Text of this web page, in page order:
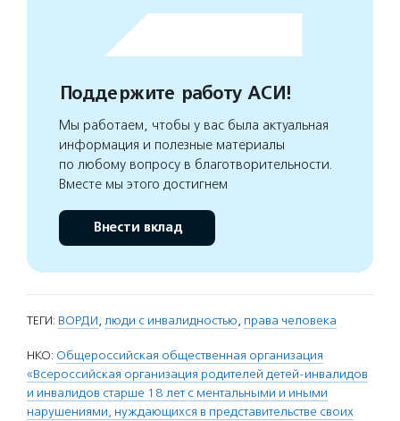
Поддержите работу АСИ!
Мы работаем, чтобы у вас была актуальная
информация и полезные материалы
по любому вопросу в благотворительности.
Вместе мы этого достигнем
Внести вклад
ТЕГИ: ВОРДИ, люди с инвалидностью, права человека
НКО: Общероссийская общественная организация
«Всероссийская организация родителей детей-инвалидов
и инвалидов старше 18 лет с ментальными и иными
нарушениями, нуждающихся в представительстве своих